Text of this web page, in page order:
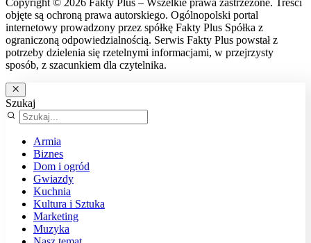
Copyright © 2026 Fakty Plus – Wszelkie prawa zastrzeżone. Treści
objęte są ochroną prawa autorskiego. Ogólnopolski portal
internetowy prowadzony przez spółkę Fakty Plus Spółka z
ograniczoną odpowiedzialnością. Serwis Fakty Plus powstał z
potrzeby dzielenia się rzetelnymi informacjami, w przejrzysty
sposób, z szacunkiem dla czytelnika.
Szukaj
Armia
Biznes
Dom i ogród
Gwiazdy
Kuchnia
Kultura i Sztuka
Marketing
Muzyka